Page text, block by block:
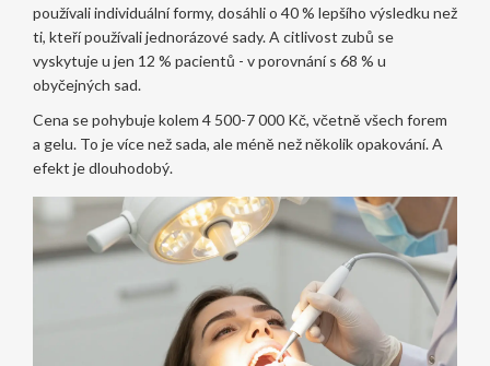
používali individuální formy, dosáhli o 40 % lepšího výsledku než
ti, kteří používali jednorázové sady. A citlivost zubů se
vyskytuje u jen 12 % pacientů - v porovnání s 68 % u
obyčejných sad.
Cena se pohybuje kolem 4 500-7 000 Kč, včetně všech forem
a gelu. To je více než sada, ale méně než několik opakování. A
efekt je dlouhodobý.